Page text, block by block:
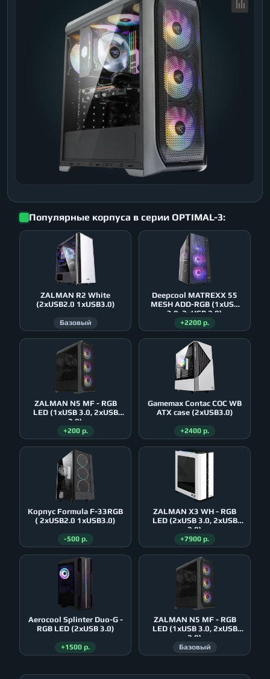
Популярные корпуса в серии OPTIMAL-3:
ZALMAN R2 White
(2xUSB2.0 1xUSB3.0)
Базовый
Deepcool MATREXX 55
MESH ADD-RGB (1xUSB
3.0, 2xUSB 2.0)
+2200 р.
ZALMAN N5 MF - RGB
LED (1xUSB 3.0, 2xUSB
2.0)
+200 р.
Gamemax Contac COC WB
ATX case (2xUSB3.0)
+2400 р.
Корпус Formula F-33RGB
( 2xUSB2.0 1xUSB3.0)
-500 р.
ZALMAN X3 WH - RGB
LED (2xUSB 3.0, 2xUSB
2.0)
+7900 р.
Aerocool Splinter Duo-G -
RGB LED (2xUSB 3.0)
+1500 р.
ZALMAN N5 MF - RGB
LED (1xUSB 3.0, 2xUSB
2.0)
Базовый